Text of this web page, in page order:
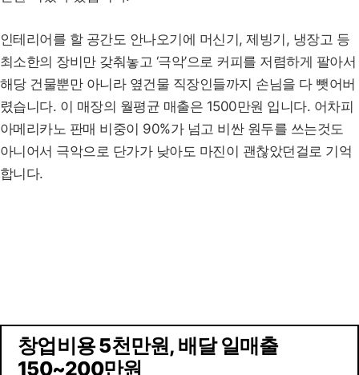
인테리어를 할 공간도 안나오기에 머신기, 제빙기, 냉장고 등
최소한의 장비만 갖춰놓고 ‘극악’으로 커피를 저렴하게 팔아서
해당 건물뿐만 아니라 옆건물 직장인들까지 손님을 다 뺏어버
렸습니다. 이 매장의 월평균 매출은 1500만원 입니다. 어차피
아메리카노 판매 비중이 90%가 넘고 비싼 원두를 쓰는것도
아니어서 극악으로 단가가 낮아도 마진이 괜찮았던걸로 기억
합니다.
창업비용 5천만원, 배달 일매출
150~200만원